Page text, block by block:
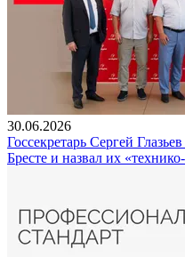
30.06.2026
Госсекретарь Сергей
Бресте и назвал их